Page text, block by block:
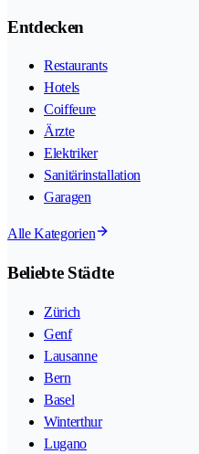
Entdecken
Restaurants
Hotels
Coiffeure
Ärzte
Elektriker
Sanitärinstallation
Garagen
Alle Kategorien
Beliebte Städte
Zürich
Genf
Lausanne
Bern
Basel
Winterthur
Lugano